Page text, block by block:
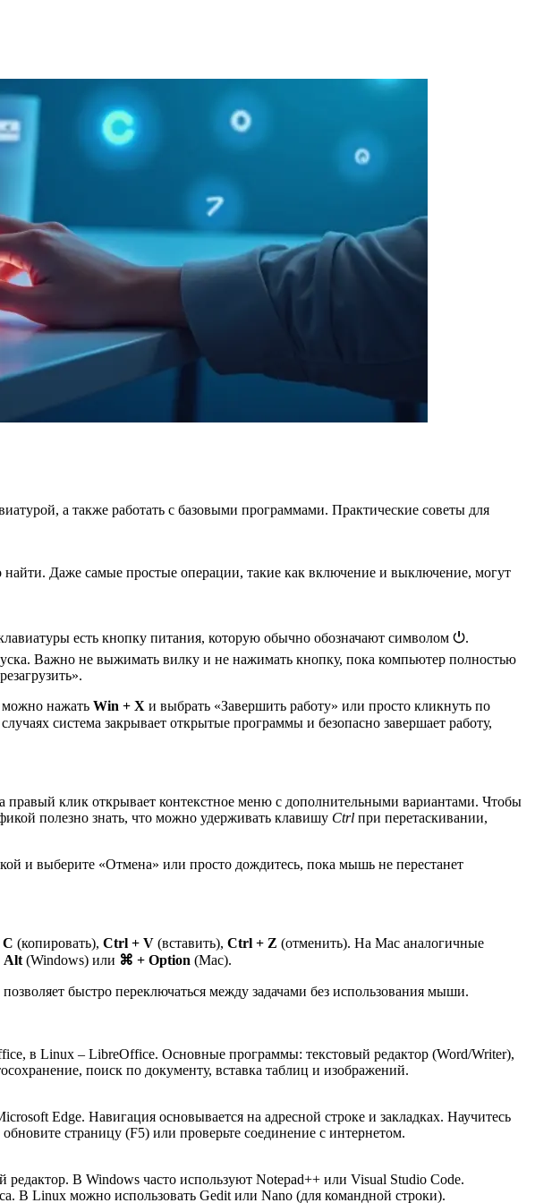
а также работать с базовыми программами. Практические советы для
Даже самые простые операции, такие как включение и выключение, могут
есть кнопку питания, которую обычно обозначают символом ⏻.
Важно не выжимать вилку и не нажимать кнопку, пока компьютер полностью
можно нажать Win + X и выбрать «Завершить работу» или просто кликнуть по
система закрывает открытые программы и безопасно завершает работу,
клик открывает контекстное меню с дополнительными вариантами. Чтобы
полезно знать, что можно удерживать клавишу Ctrl при перетаскивании,
и выберите «Отмена» или просто дождитесь, пока мышь не перестанет
(копировать), Ctrl + V (вставить), Ctrl + Z (отменить). На Mac аналогичные
Alt (Windows) или ⌘ + Option (Mac).
быстро переключаться между задачами без использования мыши.
в Linux – LibreOffice. Основные программы: текстовый редактор (Word/Writer),
поиск по документу, вставка таблиц и изображений.
Edge. Навигация основывается на адресной строке и закладках. Научитесь
страницу (F5) или проверьте соединение с интернетом.
В Windows часто используют Notepad++ или Visual Studio Code.
В Linux можно использовать Gedit или Nano (для командной строки).